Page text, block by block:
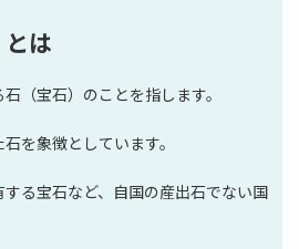
は
（宝石）のことを指します。
を象徴としています。
る宝石など、自国の産出石でない国